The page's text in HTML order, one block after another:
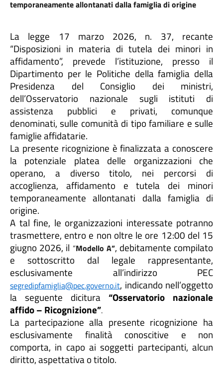
temporaneamente allontanati dalla famiglia di origine
La legge 17 marzo 2026, n. 37, recante
“Disposizioni in materia di tutela dei minori in
affidamento”, prevede l’istituzione, presso il
Dipartimento per le Politiche della famiglia della
Presidenza del Consiglio dei ministri,
dell’Osservatorio nazionale sugli istituti di
assistenza pubblici e privati, comunque
denominati, sulle comunità di tipo familiare e sulle
famiglie affidatarie.
La presente ricognizione è finalizzata a conoscere
la potenziale platea delle organizzazioni che
operano, a diverso titolo, nei percorsi di
accoglienza, affidamento e tutela dei minori
temporaneamente allontanati dalla famiglia di
origine.
A tal fine, le organizzazioni interessate potranno
trasmettere, entro e non oltre le ore 12:00 del 15
giugno 2026, il “Modello A”, debitamente compilato
e sottoscritto dal legale rappresentante,
esclusivamente all’indirizzo PEC
segredipfamiglia@pec.governo.it, indicando nell’oggetto
la seguente dicitura “Osservatorio nazionale
affido – Ricognizione”.
La partecipazione alla presente ricognizione ha
esclusivamente finalità conoscitive e non
comporta, in capo ai soggetti partecipanti, alcun
diritto, aspettativa o titolo.